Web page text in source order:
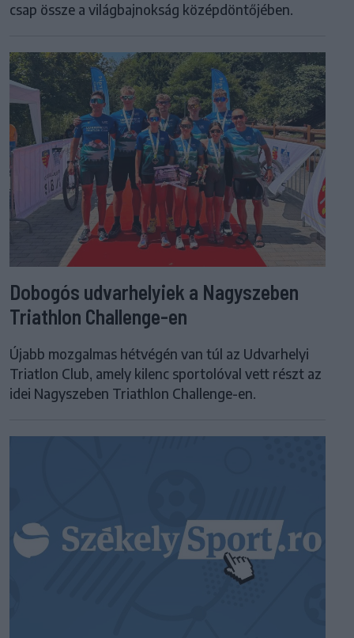
csap össze a világbajnokság középdöntőjében.
Dobogós udvarhelyiek a Nagyszeben
Triathlon Challenge-en
Újabb mozgalmas hétvégén van túl az Udvarhelyi
Triatlon Club, amely kilenc sportolóval vett részt az
idei Nagyszeben Triathlon Challenge-en.